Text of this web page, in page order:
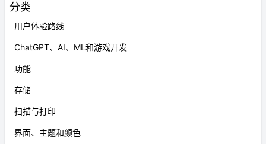
分类
用户体验路线
ChatGPT、AI、ML和游戏开发
功能
存储
扫描与打印
界面、主题和颜色